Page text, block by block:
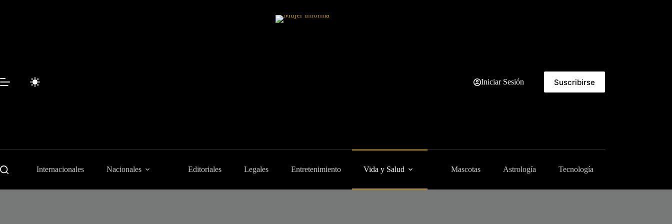
Iniciar Sesión Suscribirse
Internacionales Nacionales Editoriales Legales Entretenimiento Vida y Salud Mascotas Astrología Tecnología